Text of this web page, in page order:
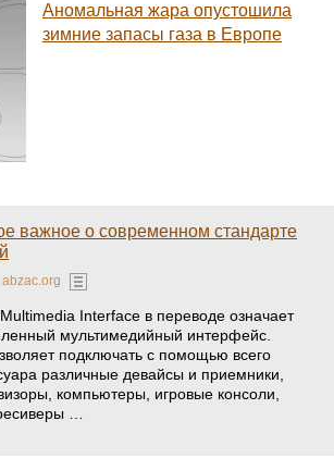
Аномальная жара опустошила
зимние запасы газа в Европе
важное о современном стандарте
abzac.org
Interface в переводе означает
мультимедийный интерфейс.
подключать с помощью всего
различные девайсы и приемники,
компьютеры, игровые консоли,
…